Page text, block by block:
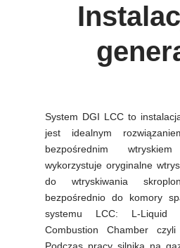
System DGI LCC to
jest idealnym
bezpośrednim
wykorzystuje oryginalne
do wtryskiwania
bezpośrednio do komory
systemu LCC: L-
Combustion Chamber czyli